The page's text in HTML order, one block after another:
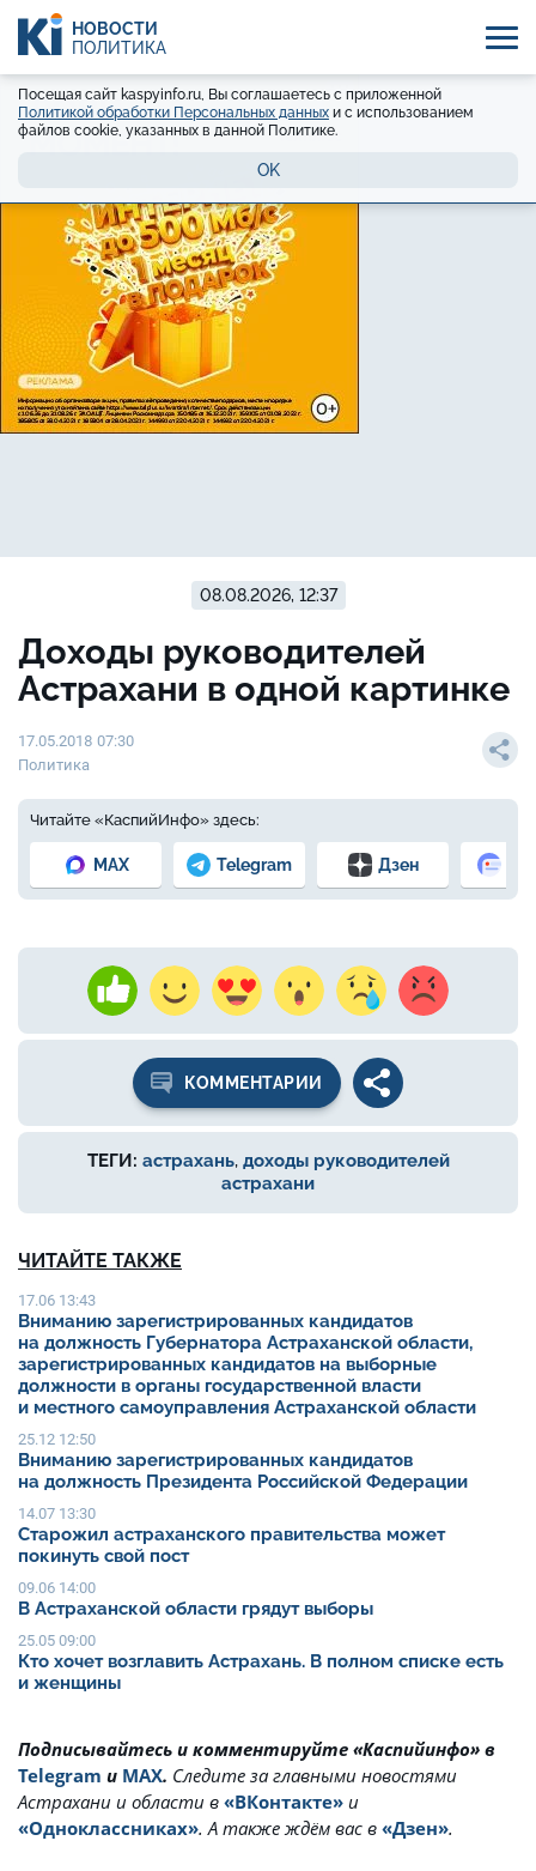
НОВОСТИ
ПОЛИТИКА
Посещая сайт kaspyinfo.ru, Вы соглашаетесь с приложенной
Политикой обработки Персональных данных и с использованием
файлов cookie, указанных в данной Политике.
OK
08.08.2026, 12:37
Доходы руководителей
Астрахани в одной картинке
17.05.2018 07:30
Политика
Читайте «КаспийИнфо» здесь:
MAX Telegram Дзен
КОММЕНТАРИИ
ТЕГИ: астрахань, доходы руководителей
астрахани
ЧИТАЙТЕ ТАКЖЕ
17.06 13:43
Вниманию зарегистрированных кандидатов
на должность Губернатора Астраханской области,
зарегистрированных кандидатов на выборные
должности в органы государственной власти
и местного самоуправления Астраханской области
25.12 12:50
Вниманию зарегистрированных кандидатов
на должность Президента Российской Федерации
14.07 13:30
Старожил астраханского правительства может
покинуть свой пост
09.06 14:00
В Астраханской области грядут выборы
25.05 09:00
Кто хочет возглавить Астрахань. В полном списке есть
и женщины
Подписывайтесь и комментируйте «Каспийинфо» в
Telegram и MAX. Cледите за главными новостями
Астрахани и области в «ВКонтакте» и
«Одноклассниках». А также ждём вас в «Дзен».